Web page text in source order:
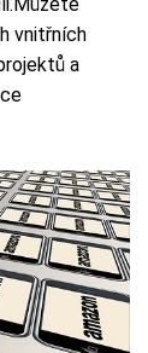
vnitřních
a